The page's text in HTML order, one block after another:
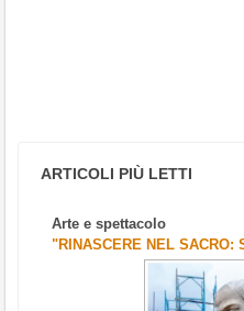
ARTICOLI PIÙ LETTI
Arte e spettacolo
"RINASCERE NEL SACRO: